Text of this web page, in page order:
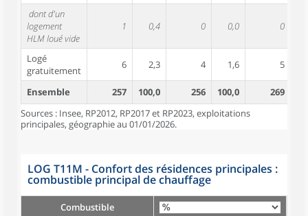
dont d'un
logement
HLM loué vide
1 0,4 0 0,0 0
Logé
gratuitement
6 2,3 4 1,6 5
Ensemble 257 100,0 256 100,0 269
Sources : Insee, RP2012, RP2017 et RP2023, exploitations
principales, géographie au 01/01/2026.
LOG T11M - Confort des résidences principales :
combustible principal de chauffage
Combustible